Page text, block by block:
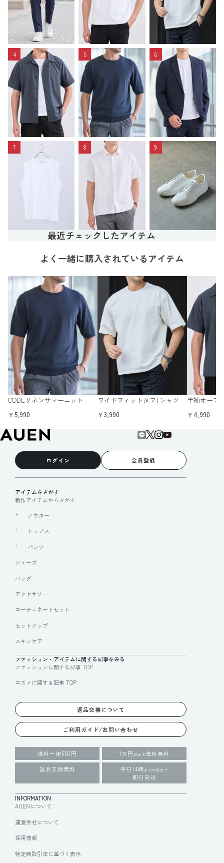
4 5 6
7 8 9
最近チェックしたアイテム
よく一緒に購入されているアイテム
CODEリネンサマーニット
￥5,990
ワイドフィットタフTシャツ
￥3,990
半袖オープ
￥4,990
ログイン 会員登録
アイテムをさがす
新作アイテムからさがす
アウター
トップス
パンツ
シューズ
バッグ
アクセサリー
コーディネートセット
セットアップ
スキンケア
ファッション・アイテムに関する記事をみる
ファッションに関する記事 TOP
コスメに関する記事 TOP
返品交換について
ご利用ガイド/お問い合わせ
送料一律550円 1万円 以上で送料無料
返品交換無料
平日14時 までの注文で
即日発送
INFORMATION
AUENについて
運営会社について
採用情報
特定商取引法に基づく表示